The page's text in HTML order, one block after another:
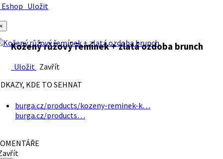
Uložit
Kožený růžový řemínek + zlatá ozdoba brunch
Uložit Zavřít
KDE TO SEHNAT
burga.cz/products/kozeny-reminek-k…
burga.cz/products…